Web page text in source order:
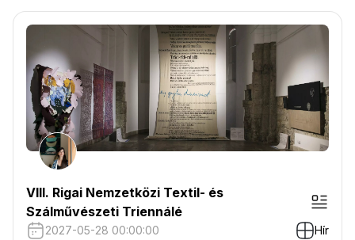
VIII. Rigai Nemzetközi Textil- és
Szálművészeti Triennálé
2027-05-28 00:00:00 Hír